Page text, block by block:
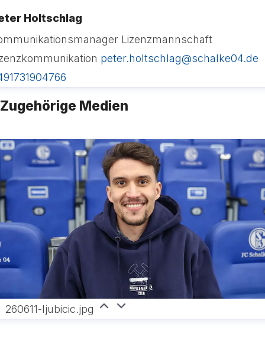
Holtschlag
Lizenzmannschaft
peter.holtschlag@schalke04.de
Zugehörige Medien
260611-ljubicic.jpg